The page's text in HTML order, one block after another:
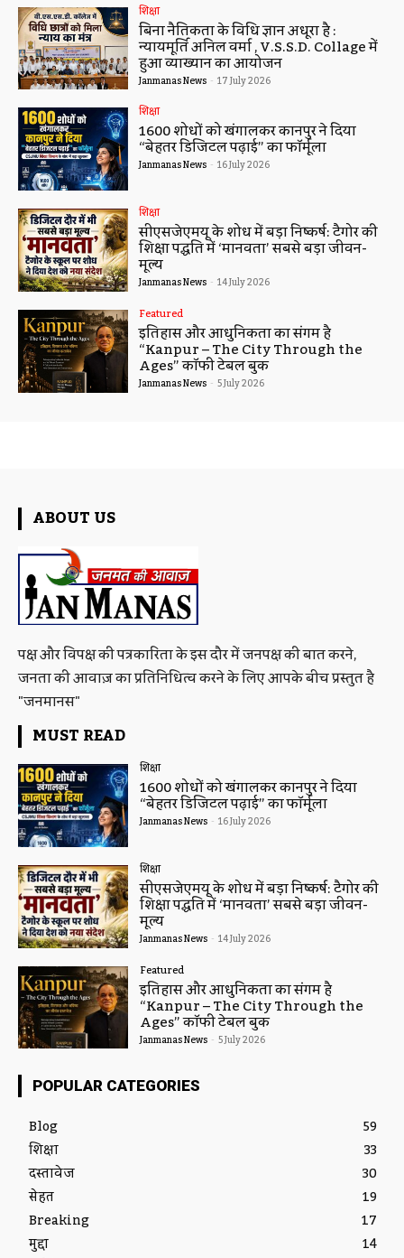
शिक्षा
बिना नैतिकता के विधि ज्ञान अधूरा है :
न्यायमूर्ति अनिल वर्मा , V.S.S.D. Collage में
हुआ व्याख्यान का आयोजन
Janmanas News - 17 July 2026
शिक्षा
1600 शोधों को खंगालकर कानपुर ने दिया
“बेहतर डिजिटल पढ़ाई” का फॉर्मूला
Janmanas News - 16 July 2026
शिक्षा
सीएसजेएमयू के शोध में बड़ा निष्कर्ष: टैगोर की
शिक्षा पद्धति में ‘मानवता’ सबसे बड़ा जीवन-
मूल्य
Janmanas News - 14 July 2026
Featured
इतिहास और आधुनिकता का संगम है
“Kanpur – The City Through the
Ages” कॉफी टेबल बुक
Janmanas News - 5 July 2026
ABOUT US
पक्ष और विपक्ष की पत्रकारिता के इस दौर में जनपक्ष की बात करने,
जनता की आवाज़ का प्रतिनिधित्व करने के लिए आपके बीच प्रस्तुत है
"जनमानस"
MUST READ
शिक्षा
1600 शोधों को खंगालकर कानपुर ने दिया
“बेहतर डिजिटल पढ़ाई” का फॉर्मूला
Janmanas News - 16 July 2026
शिक्षा
सीएसजेएमयू के शोध में बड़ा निष्कर्ष: टैगोर की
शिक्षा पद्धति में ‘मानवता’ सबसे बड़ा जीवन-
मूल्य
Janmanas News - 14 July 2026
Featured
इतिहास और आधुनिकता का संगम है
“Kanpur – The City Through the
Ages” कॉफी टेबल बुक
Janmanas News - 5 July 2026
POPULAR CATEGORIES
Blog
59
शिक्षा
33
दस्तावेज
30
सेहत
19
Breaking
17
मुद्दा
14